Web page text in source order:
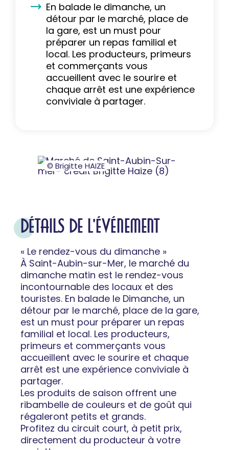
© Brigitte HAIZE
En balade le dimanche, un
détour par le marché, place de
la gare, est un must pour
préparer un repas familial et
local. Les producteurs, primeurs
et commerçants vous
accueillent avec le sourire et
chaque arrêt est une expérience
conviviale à partager.
DÉTAILS DE L'ÉVÉNEMENT
« Le rendez-vous du dimanche »
À Saint-Aubin-sur-Mer, le marché du
dimanche matin est le rendez-vous
incontournable des locaux et des
touristes. En balade le Dimanche, un
détour par le marché, place de la gare,
est un must pour préparer un repas
familial et local. Les producteurs,
primeurs et commerçants vous
accueillent avec le sourire et chaque
arrêt est une expérience conviviale à
partager.
Les produits de saison offrent une
ribambelle de couleurs et de goût qui
régaleront petits et grands.
Profitez du circuit court, à petit prix,
directement du producteur à votre